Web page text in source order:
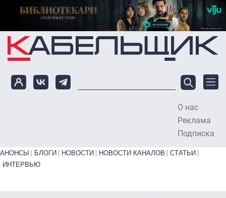
Перейти к основному содержанию
О нас
Реклама
Подписка
Primary links bottom
АНОНСЫ БЛОГИ НОВОСТИ НОВОСТИ КАНАЛОВ
СТАТЬИ
ИНТЕРВЬЮ